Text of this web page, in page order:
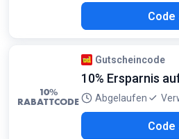
Code
10%
RABATTCODE
Gutscheincode
10% Ersparnis
Abgelaufen
Code